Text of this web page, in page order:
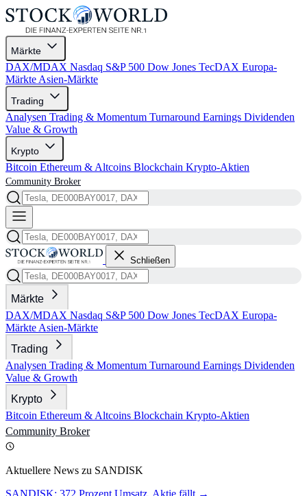
Märkte
DAX/MDAX Nasdaq S&P 500 Dow Jones TecDAX Europa-
Märkte Asien-Märkte
Trading
Analysen Trading & Momentum Turnaround Earnings Dividenden
Value & Growth
Krypto
Bitcoin Ethereum & Altcoins Blockchain Krypto-Aktien
Community Broker
Schließen
Märkte
DAX/MDAX Nasdaq S&P 500 Dow Jones TecDAX Europa-
Märkte Asien-Märkte
Trading
Analysen Trading & Momentum Turnaround Earnings Dividenden
Value & Growth
Krypto
Bitcoin Ethereum & Altcoins Blockchain Krypto-Aktien
Community Broker
Aktuellere News zu SANDISK
SANDISK: 372 Prozent Umsatz, Aktie fällt →